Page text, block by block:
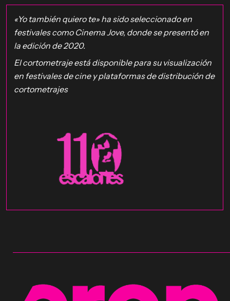
«Yo también quiero te» ha sido seleccionado en
festivales como Cinema Jove, donde se presentó en
la edición de 2020.
El cortometraje está disponible para su visualización
en festivales de cine y plataformas de distribución de
cortometrajes